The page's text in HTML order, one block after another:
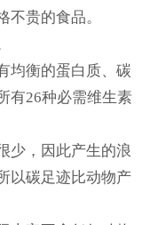
不贵的食品。
均衡的蛋白质、碳
有26种必需维生素
少，因此产生的浪
以碳足迹比动物产